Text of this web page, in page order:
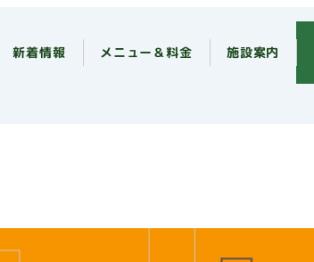
新着情報 メニュー＆料金 施設案内